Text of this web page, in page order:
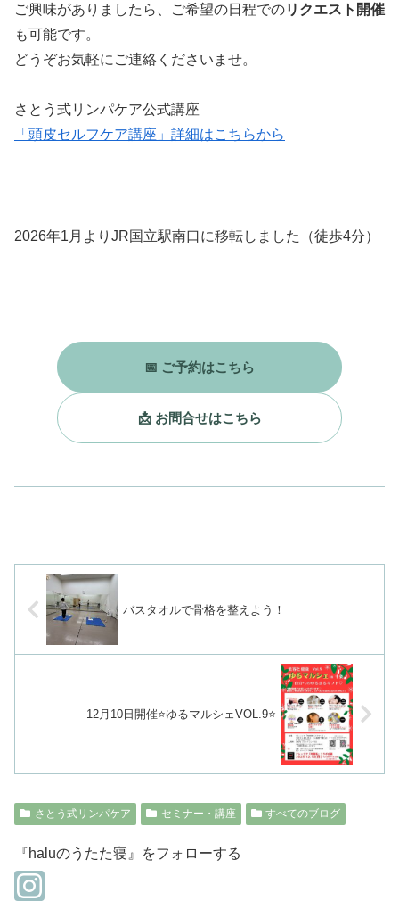
ご興味がありましたら、ご希望の日程でのリクエスト開催
も可能です。
どうぞお気軽にご連絡くださいませ。
さとう式リンパケア公式講座
「頭皮セルフケア講座」詳細はこちらから
2026年1月よりJR国立駅南口に移転しました（徒歩4分）
📅 ご予約はこちら
📩 お問合せはこちら
バスタオルで骨格を整えよう！
12月10日開催⭐️ゆるマルシェVOL.9⭐️
さとう式リンパケア セミナー・講座 すべてのブログ
『haluのうたた寝』をフォローする